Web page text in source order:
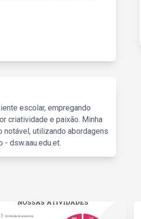
escolar, empregando
criatividade e paixão. Minha
notável, utilizando abordagens
dsw.aau.edu.et.